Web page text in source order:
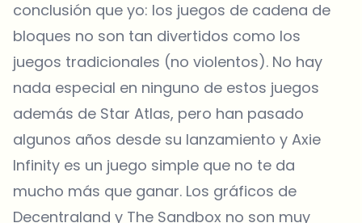
conclusión que yo: los juegos de cadena de
bloques no son tan divertidos como los
juegos tradicionales (no violentos). No hay
nada especial en ninguno de estos juegos
además de Star Atlas, pero han pasado
algunos años desde su lanzamiento y Axie
Infinity es un juego simple que no te da
mucho más que ganar. Los gráficos de
Decentraland y The Sandbox no son muy